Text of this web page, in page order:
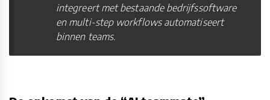
integreert met bestaande bedrijfssoftware
en multi-step workflows automatiseert
binnen teams.